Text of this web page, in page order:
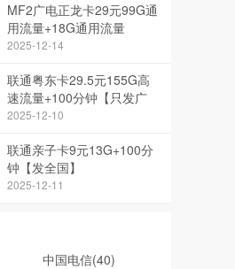
MF2广电正龙卡29元99G通
用流量+18G通用流量
2025-12-14
联通粤东卡29.5元155G高
速流量+100分钟【只发广
东】
2025-12-10
联通亲子卡9元13G+100分
钟【发全国】
2025-12-11
中国电信(40)